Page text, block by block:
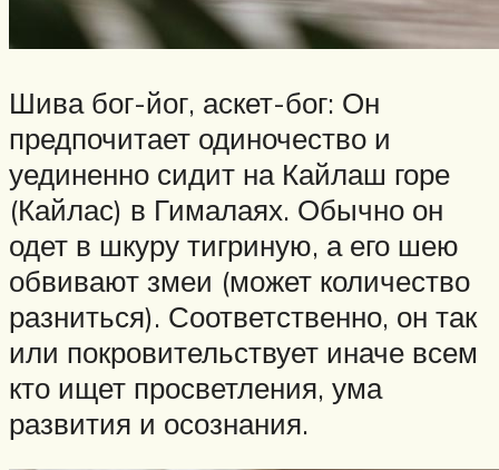
Шива бог-йог, аскет-бог: Он
предпочитает одиночество и
уединенно сидит на Кайлаш горе
(Кайлас) в Гималаях. Обычно он
одет в шкуру тигриную, а его шею
обвивают змеи (может количество
разниться). Соответственно, он так
или покровительствует иначе всем
кто ищет просветления, ума
развития и осознания.